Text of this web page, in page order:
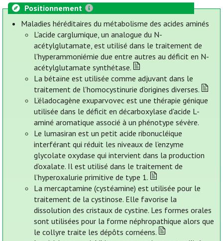
Positionnement
Maladies héréditaires du métabolisme des acides aminés
L'acide carglumique, un analogue du N-
acétylglutamate, est utilisé dans le traitement de
l'hyperammoniémie due entre autres au déficit en N-
acétylglutamate synthétase.
La bétaïne est utilisée comme adjuvant dans le
traitement de l'homocystinurie d'origines diverses.
L’éladocagène exuparvovec est une thérapie génique
utilisée dans le déficit en décarboxylase d'acide L-
aminé aromatique associé à un phénotype sévère.
Le lumasiran est un petit acide ribonucléique
interférant qui réduit les niveaux de l’enzyme
glycolate oxydase qui intervient dans la production
d’oxalate. Il est utilisé dans le traitement de
l’hyperoxalurie primitive de type 1.
La mercaptamine (cystéamine) est utilisée pour le
traitement de la cystinose. Elle favorise la
dissolution des cristaux de cystine. Les formes orales
sont utilisées pour la forme néphropathique alors que
le collyre traite les dépôts cornéens.